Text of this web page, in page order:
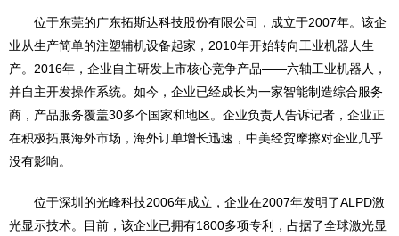
位于东莞的广东拓斯达科技股份有限公司，成立于2007年。该企
业从生产简单的注塑辅机设备起家，2010年开始转向工业机器人生
产。2016年，企业自主研发上市核心竞争产品——六轴工业机器人，
并自主开发操作系统。如今，企业已经成长为一家智能制造综合服务
商，产品服务覆盖30多个国家和地区。企业负责人告诉记者，企业正
在积极拓展海外市场，海外订单增长迅速，中美经贸摩擦对企业几乎
没有影响。
位于深圳的光峰科技2006年成立，企业在2007年发明了ALPD激
光显示技术。目前，该企业已拥有1800多项专利，占据了全球激光显